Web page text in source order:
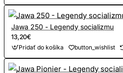
Jawa 250 - Legendy socializmu
13,20€
Pridať do košíka button_wishlist